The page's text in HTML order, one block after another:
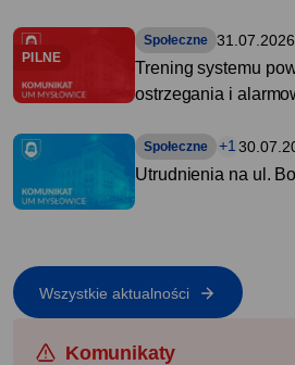
PILNE
Społeczne 31.07.2026
Trening systemu
ostrzegania i
Społeczne +1
Utrudnienia na ul.
Wszystkie aktualności
Komunikaty